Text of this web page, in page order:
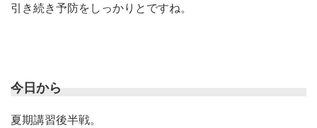
引き続き予防をしっかりとですね。
今日から
夏期講習後半戦。